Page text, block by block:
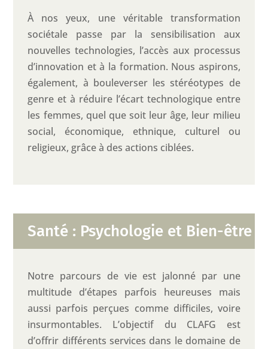
À nos yeux, une véritable transformation
sociétale passe par la sensibilisation aux
nouvelles technologies, l’accès aux processus
d’innovation et à la formation. Nous aspirons,
également, à bouleverser les stéréotypes de
genre et à réduire l’écart technologique entre
les femmes, quel que soit leur âge, leur milieu
social, économique, ethnique, culturel ou
religieux, grâce à des actions ciblées.
Santé : Psychologie et Bien-être
Notre parcours de vie est jalonné par une
multitude d’étapes parfois heureuses mais
aussi parfois perçues comme difficiles, voire
insurmontables. L’objectif du CLAFG est
d’offrir différents services dans le domaine de